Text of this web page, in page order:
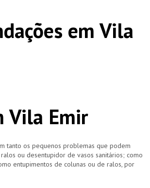
em Vila
Vila Emir
tanto os pequenos problemas que podem
ou desentupidor de vasos sanitários; como
entupimentos de colunas ou de ralos, por